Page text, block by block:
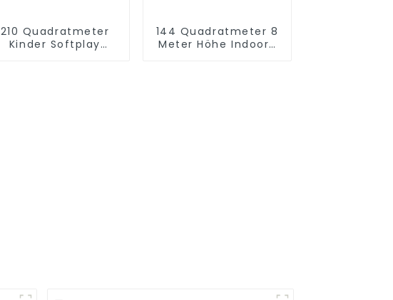
210 Quadratmeter
Kinder Softplay
144 Quadratmeter 8
Meter Höhe Indoor-